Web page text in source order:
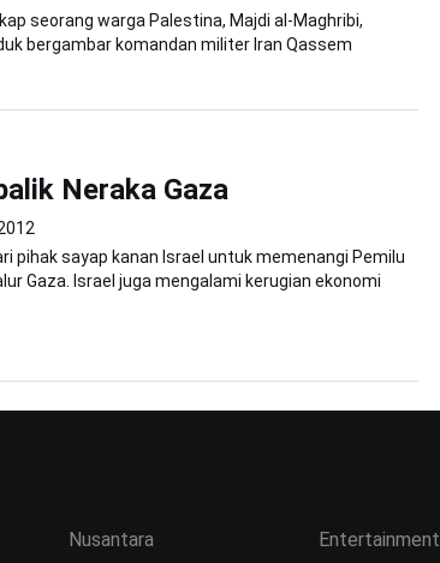
seorang warga Palestina, Majdi al-Maghribi,
bergambar komandan militer Iran Qassem
Neraka Gaza
pihak sayap kanan Israel untuk memenangi Pemilu
Gaza. Israel juga mengalami kerugian ekonomi
Nusantara Entertainment